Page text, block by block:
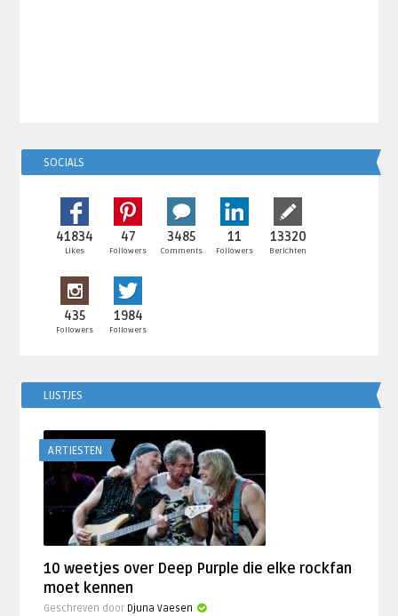
SOCIALS
41834
Likes
47
Followers
3485
Comments
11
Followers
13320
Berichten
435
Followers
1984
Followers
LIJSTJES
ARTIESTEN
10 weetjes over Deep Purple die elke rockfan
moet kennen
Geschreven door Djuna Vaesen